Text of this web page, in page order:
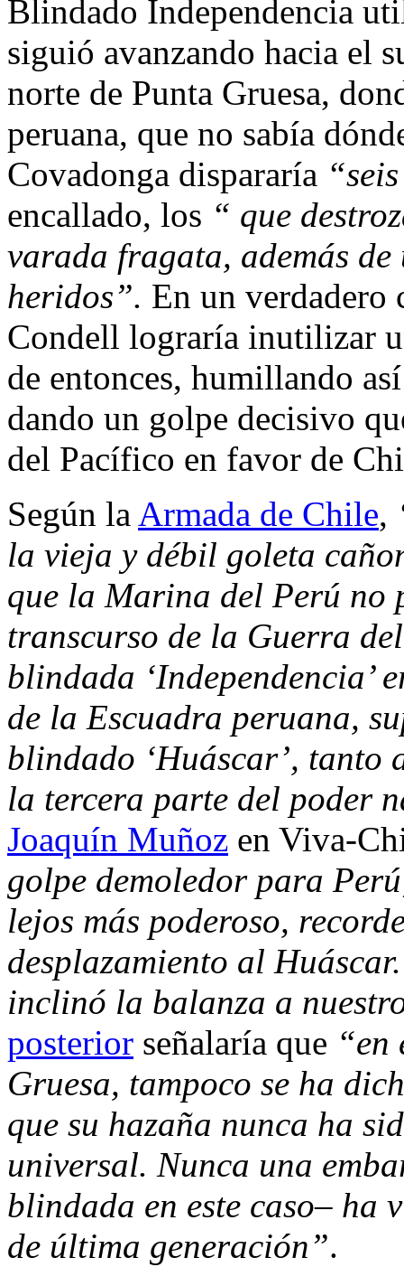
Blindado Independencia
siguió avanzando hacia el
norte de Punta Gruesa,
peruana, que no sabía
Covadonga dispararía
encallado, los “ que
varada fragata, además
heridos”. En un verdadero
Condell lograría inutilizar
de entonces, humillando
dando un golpe decisivo
del Pacífico en favor de
Según la Armada de Chile,
la vieja y débil goleta
que la Marina del Perú no
transcurso de la Guerra
blindada ‘Independencia’
de la Escuadra peruana,
blindado ‘Huáscar’, tanto
la tercera parte del poder
Joaquín Muñoz en Viva-
golpe demoledor para
lejos más poderoso,
desplazamiento al
inclinó la balanza a
posterior señalaría que “en
Gruesa, tampoco se ha
que su hazaña nunca ha
universal. Nunca una
blindada en este caso–
de última generación”.